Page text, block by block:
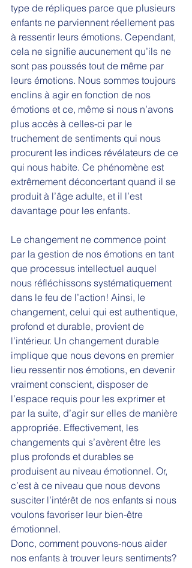
type de répliques parce que plusieurs
enfants ne parviennent réellement pas
à ressentir leurs émotions. Cependant,
cela ne signifie aucunement qu’ils ne
sont pas poussés tout de même par
leurs émotions. Nous sommes toujours
enclins à agir en fonction de nos
émotions et ce, même si nous n’avons
plus accès à celles-ci par le
truchement de sentiments qui nous
procurent les indices révélateurs de ce
qui nous habite. Ce phénomène est
extrêmement déconcertant quand il se
produit à l’âge adulte, et il l’est
davantage pour les enfants.
Le changement ne commence point
par la gestion de nos émotions en tant
que processus intellectuel auquel
nous réfléchissons systématiquement
dans le feu de l’action! Ainsi, le
changement, celui qui est authentique,
profond et durable, provient de
l’intérieur. Un changement durable
implique que nous devons en premier
lieu ressentir nos émotions, en devenir
vraiment conscient, disposer de
l’espace requis pour les exprimer et
par la suite, d’agir sur elles de manière
appropriée. Effectivement, les
changements qui s’avèrent être les
plus profonds et durables se
produisent au niveau émotionnel. Or,
c’est à ce niveau que nous devons
susciter l’intérêt de nos enfants si nous
voulons favoriser leur bien-être
émotionnel.
Donc, comment pouvons-nous aider
nos enfants à trouver leurs sentiments?